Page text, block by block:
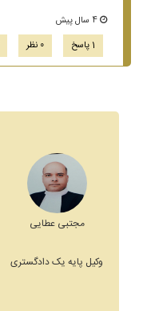
1 پاسخ
0 نظر
مجتبی عطایی
وکیل پایه یک دادگستری